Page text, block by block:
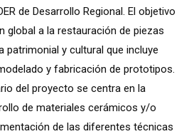
de Desarrollo Regional. El objetivo
global a la restauración de piezas
patrimonial y cultural que incluye
y fabricación de prototipos.
del proyecto se centra en la
de materiales cerámicos y/o
de las diferentes técnicas